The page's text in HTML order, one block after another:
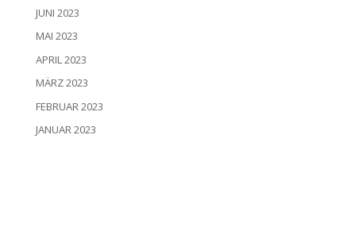
JUNI 2023
MAI 2023
APRIL 2023
MÄRZ 2023
FEBRUAR 2023
JANUAR 2023